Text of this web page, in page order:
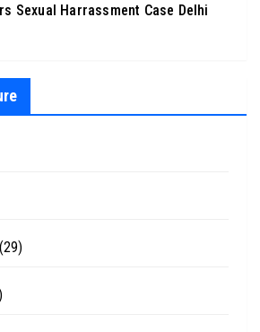
Sexual Harrassment Case Delhi
(29)